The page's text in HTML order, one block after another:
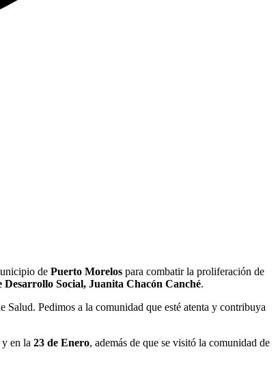
de Puerto Morelos para combatir la proliferación de
Desarrollo Social, Juanita Chacón Canché.
Salud. Pedimos a la comunidad que esté atenta y contribuya
y en la 23 de Enero, además de que se visitó la comunidad de